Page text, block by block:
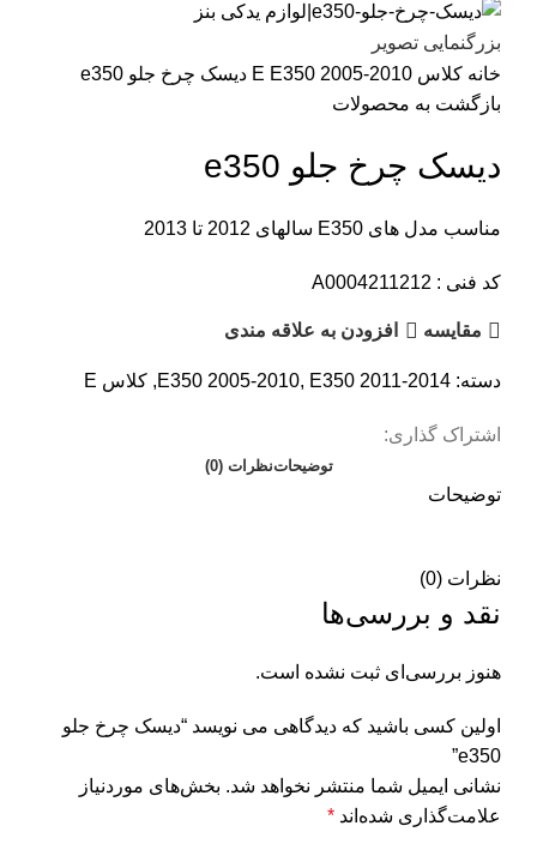
بزرگنمایی تصویر
خانه کلاس E E350 2005-2010
دیسک چرخ جلو e350
بازگشت به محصولات
دیسک چرخ جلو e350
مناسب مدل های E350 سالهای 2012 تا 2013
کد فنی : A0004211212
مقایسه افزودن به علاقه مندی
دسته: E350 2005-2010, E350 2011-2014
, کلاس E
اشتراک گذاری:
توضیحاتنظرات (0)
توضیحات
نظرات (0)
نقد و بررسی‌ها
هنوز بررسی‌ای ثبت نشده است.
اولین کسی باشید که دیدگاهی می نویسد “دیسک چرخ جلو
e350”
نشانی ایمیل شما منتشر نخواهد شد. بخش‌های موردنیاز
علامت‌گذاری شده‌اند *